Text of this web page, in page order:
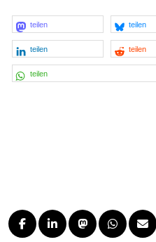
teilen teilen
teilen teilen
teilen